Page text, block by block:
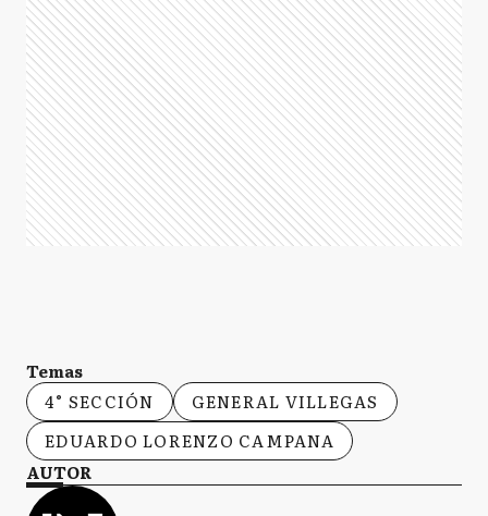
Temas
4° SECCIÓN
GENERAL VILLEGAS
EDUARDO LORENZO CAMPANA
AUTOR